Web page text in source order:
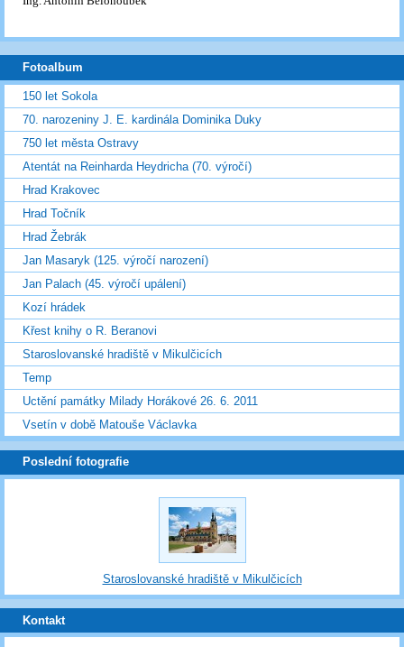
Fotoalbum
150 let Sokola
70. narozeniny J. E. kardinála Dominika Duky
750 let města Ostravy
Atentát na Reinharda Heydricha (70. výročí)
Hrad Krakovec
Hrad Točník
Hrad Žebrák
Jan Masaryk (125. výročí narození)
Jan Palach (45. výročí upálení)
Kozí hrádek
Křest knihy o R. Beranovi
Staroslovanské hradiště v Mikulčicích
Temp
Uctění památky Milady Horákové 26. 6. 2011
Vsetín v době Matouše Václavka
Poslední fotografie
Staroslovanské hradiště v Mikulčicích
Kontakt